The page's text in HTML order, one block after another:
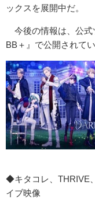
ックスを展開中だ。
今後の情報は、公式
BB＋』で公開されて
◆キタコレ、THRIVE
イブ映像